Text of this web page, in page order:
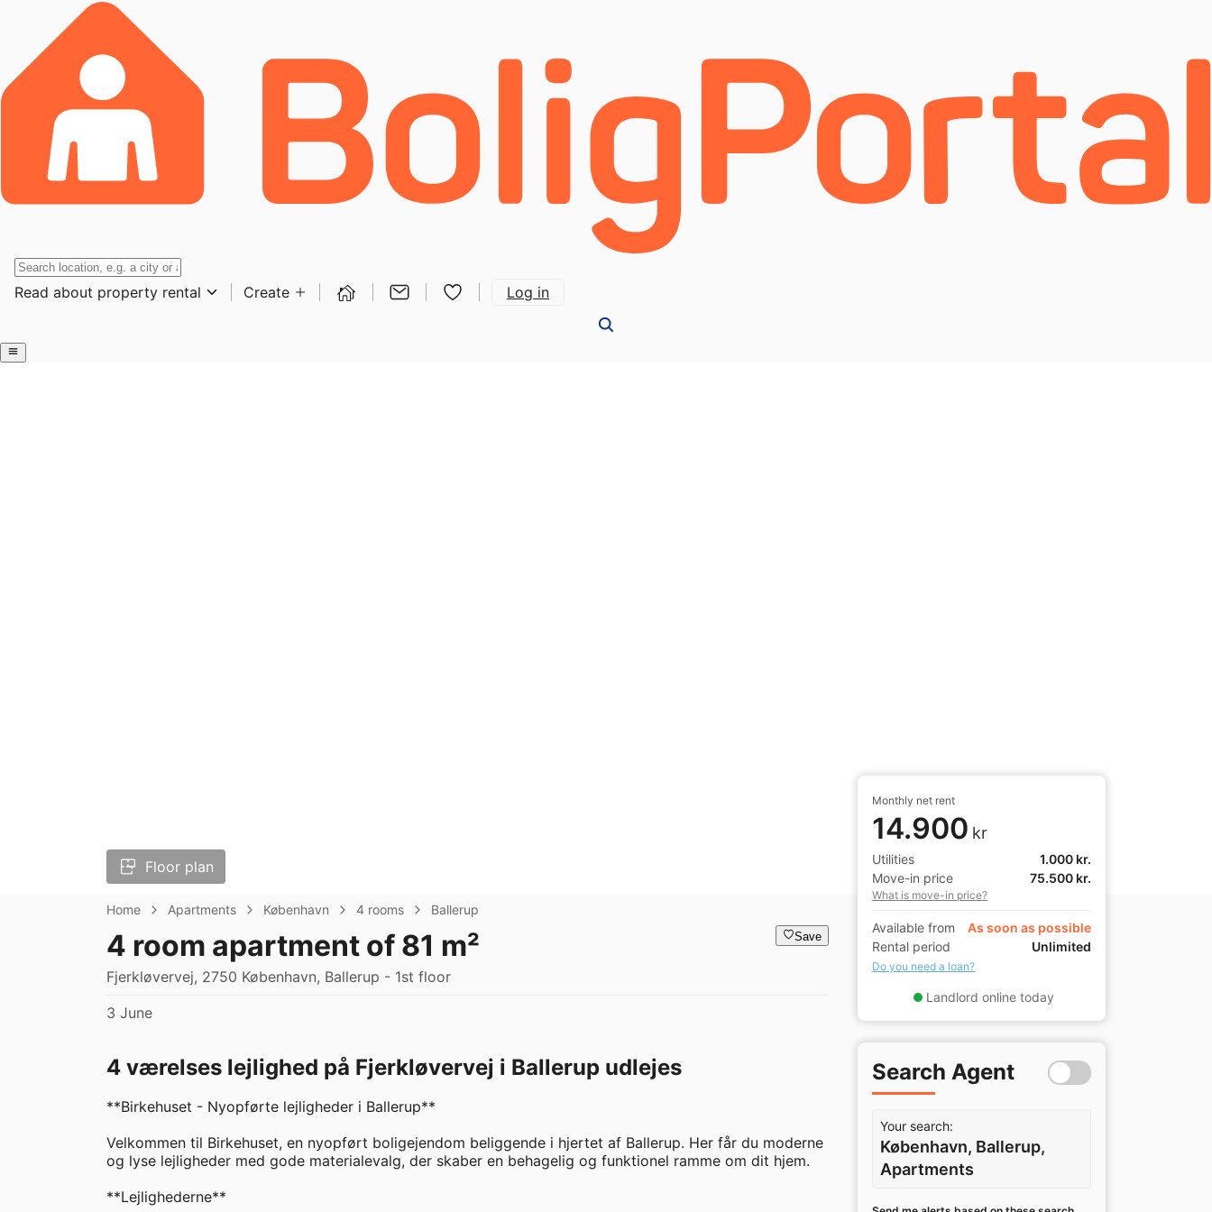
Read about property rental Create Log in
Floor plan
Home Apartments København 4 rooms Ballerup
4 room apartment of 81 m²
Fjerkløvervej, 2750 København, Ballerup - 1st floor
Save
3 June
4 værelses lejlighed på Fjerkløvervej i Ballerup udlejes
**Birkehuset - Nyopførte lejligheder i Ballerup**
Velkommen til Birkehuset, en nyopført boligejendom beliggende i hjertet af Ballerup. Her får du moderne
og lyse lejligheder med gode materialevalg, der skaber en behagelig og funktionel ramme om dit hjem.
**Lejlighederne**
Monthly net rent
14.900 kr
Utilities
1.000 kr.
Move-in price
75.500 kr.
What is move-in price?
Available from
As soon as possible
Rental period
Unlimited
Do you need a loan?
Landlord online today
Search Agent
Your search:
København, Ballerup,
Apartments